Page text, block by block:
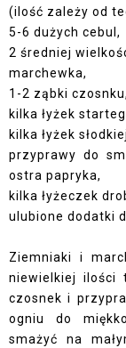
(ilość zależy od
5-6 dużych cebul,
2 średniej
marchewka,
1-2 ząbki czosnku,
kilka łyżek
kilka łyżek
przyprawy do
ostra papryka,
kilka łyżeczek
ulubione dodatki
Ziemniaki i
niewielkiej ilości
czosnek i
ogniu do
smażyć na